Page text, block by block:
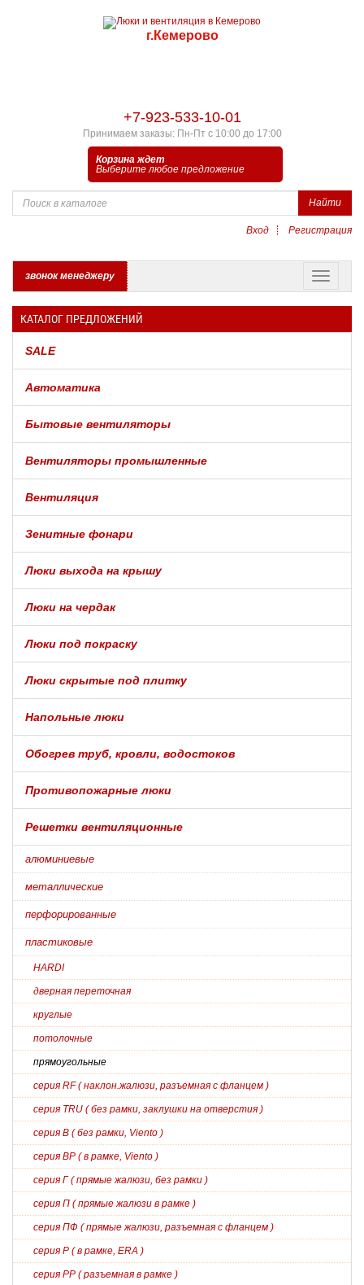
г.Кемерово
+7-923-533-10-01
Принимаем заказы: Пн-Пт с 10:00 до 17:00
Корзина ждет
Выберите любое предложение
Найти
Вход Регистрация
звонок менеджеру
КАТАЛОГ ПРЕДЛОЖЕНИЙ
SALE
Автоматика
Бытовые вентиляторы
Вентиляторы промышленные
Вентиляция
Зенитные фонари
Люки выхода на крышу
Люки на чердак
Люки под покраску
Люки скрытые под плитку
Напольные люки
Обогрев труб, кровли, водостоков
Противопожарные люки
Решетки вентиляционные
алюминиевые
металлические
перфорированные
пластиковые
HARDI
дверная переточная
круглые
потолочные
прямоугольные
серия RF ( наклон.жалюзи, разъемная с фланцем )
серия TRU ( без рамки, заклушки на отверстия )
серия В ( без рамки, Viento )
серия ВР ( в рамке, Viento )
серия Г ( прямые жалюзи, без рамки )
серия П ( прямые жалюзи в рамке )
серия ПФ ( прямые жалюзи, разъемная с фланцем )
серия Р ( в рамке, ERA )
серия РР ( разъемная в рамке )